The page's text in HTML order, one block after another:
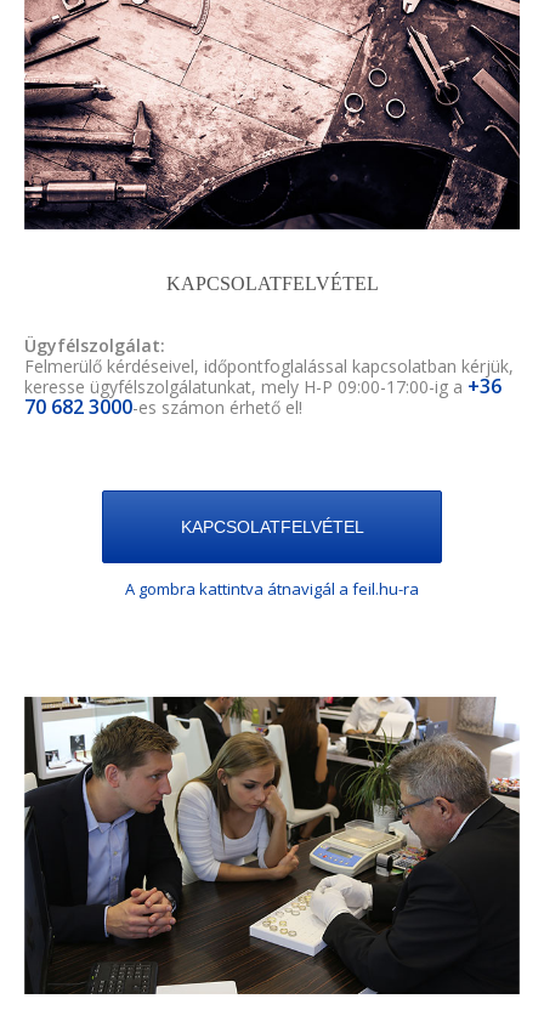
KAPCSOLATFELVÉTEL
Ügyfélszolgálat:
Felmerülő kérdéseivel, időpontfoglalással kapcsolatban kérjük,
keresse ügyfélszolgálatunkat, mely H-P 09:00-17:00-ig a +36
70 682 3000-es számon érhető el!
KAPCSOLATFELVÉTEL
A gombra kattintva átnavigál a feil.hu-ra